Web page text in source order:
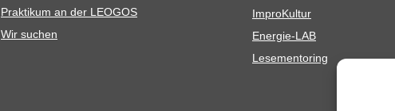
Prak­ti­kum an der LEOGOS
Wir suchen
Impro­Kul­tur
Ener­­gie-LAB
Lese­men­to­ring